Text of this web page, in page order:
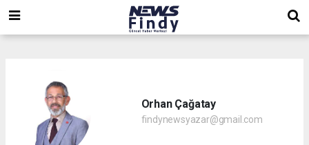
Orhan Çağatay
findynewsyazar@gmail.com